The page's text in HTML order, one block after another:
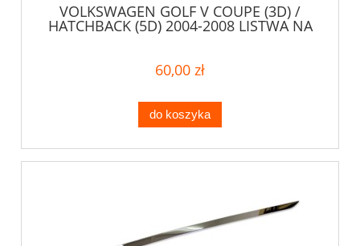
VOLKSWAGEN GOLF V COUPE (3D) /
HATCHBACK (5D) 2004-2008 LISTWA NA
RANT KLAPY
60,00 zł
do koszyka